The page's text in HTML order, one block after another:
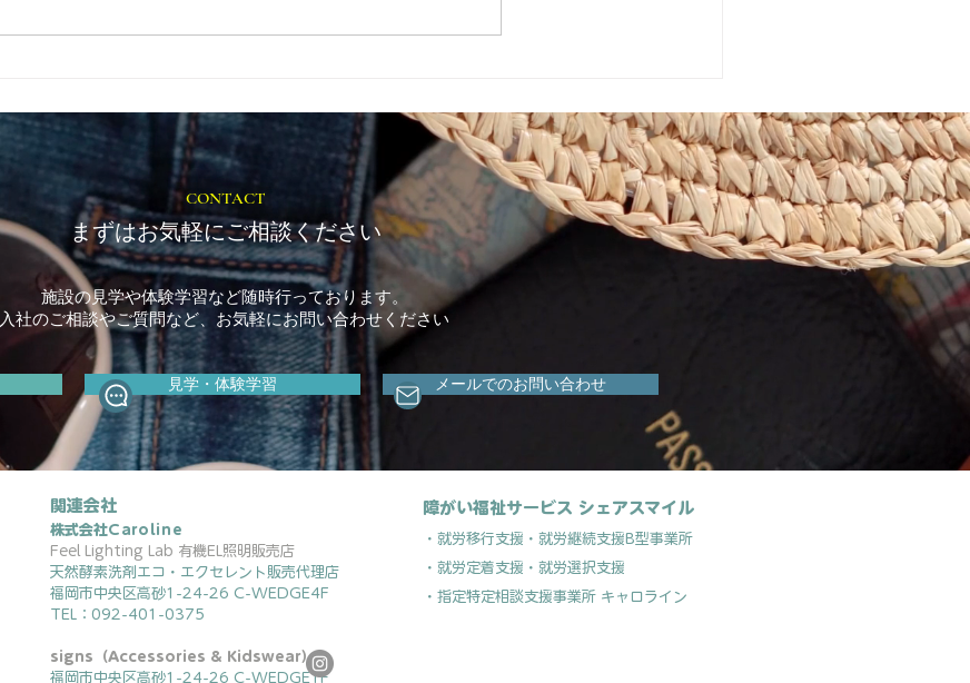
制度です
CONTACT
まずはお気軽にご相談ください
施設の見学や体験学習など随時行っております。
入社のご相談やご質問など、お気軽にお問い合わせください
見学・体験学習 メールでのお問い合わせ
関連会社
株式会社Caroline
Feel Lighting Lab 有機EL照明販売店
天然酵素洗剤エコ・エクセレント販売代理店
福岡市中央区高砂1-24-26 C-WEDGE4F
TEL：092-401-0375
signs（Accessories & Kidswear）
福岡市中央区高砂1-24-26 C-WEDGE1F
障がい福祉サービス シェアスマイル
・就労移行支援 ・就労継続支援B型事業所
・就労定着支援 ・就労選択支援
・指定特定相談支援事業所 キャロライン